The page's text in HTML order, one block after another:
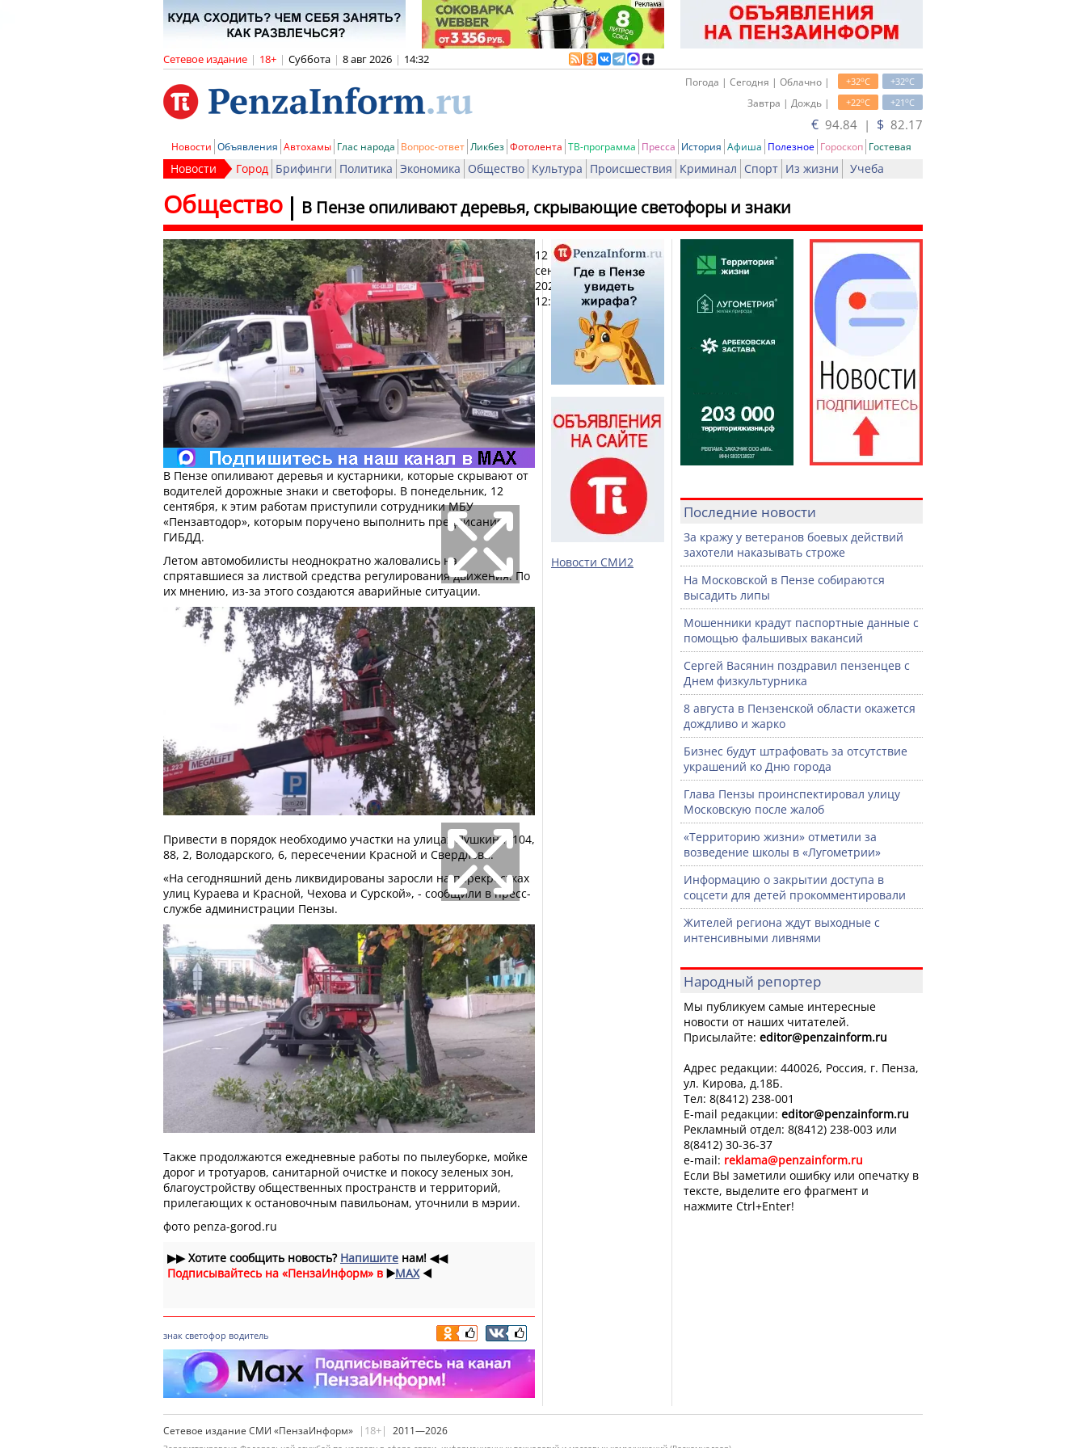
Сетевое издание | 18+ | Суббота | 8 авг 2026 | 14:32
+32oC
+32oC
Погода | Сегодня | Облачно |
+21oC
+22oC
Завтра | Дождь |
€ 94.84 | $ 82.17
Новости Объявления Автохамы Глас народа Вопрос-ответ Ликбез Фотолента ТВ-программа Пресса История Афиша Полезное Гороскоп Гостевая
Новости Город Брифинги Политика Экономика Общество Культура Происшествия Криминал Спорт Из жизни Учеба
В Пензе опиливают деревья, скрывающие светофоры и знаки
Общество
12
сентября
2022,
12:01
Печать
В Пензе опиливают деревья и кустарники, которые скрывают от
водителей дорожные знаки и светофоры. В понедельник, 12
сентября, к этим работам приступили сотрудники МБУ
«Пензавтодор», которым поручено выполнить предписания
ГИБДД.
Летом автомобилисты неоднократно жаловались на
спрятавшиеся за листвой средства регулирования движения. По
их мнению, из-за этого создаются аварийные ситуации.
Привести в порядок необходимо участки на улицах Пушкина, 104,
88, 2, Володарского, 6, пересечении Красной и Свердлова.
«На сегодняшний день ликвидированы заросли на перекрестках
улиц Кураева и Красной, Чехова и Сурской», - сообщили в пресс-
службе администрации Пензы.
Также продолжаются ежедневные работы по пылеуборке, мойке
дорог и тротуаров, санитарной очистке и покосу зеленых зон,
благоустройству общественных пространств и территорий,
прилегающих к остановочным павильонам, уточнили в мэрии.
фото penza-gorod.ru
▶▶Хотите сообщить новость? Напишите нам! ◀◀
Подписывайтесь на «ПензаИнформ» в ▶️MAX ◀️
знак светофор водитель
Новости СМИ2
Последние новости
За кражу у ветеранов боевых действий
захотели наказывать строже
На Московской в Пензе собираются
высадить липы
Мошенники крадут паспортные данные с
помощью фальшивых вакансий
Сергей Васянин поздравил пензенцев с
Днем физкультурника
8 августа в Пензенской области окажется
дождливо и жарко
Бизнес будут штрафовать за отсутствие
украшений ко Дню города
Глава Пензы проинспектировал улицу
Московскую после жалоб
«Территорию жизни» отметили за
возведение школы в «Лугометрии»
Информацию о закрытии доступа в
соцсети для детей прокомментировали
Жителей региона ждут выходные с
интенсивными ливнями
Народный репортер
Мы публикуем самые интересные
новости от наших читателей.
Присылайте: editor@penzainform.ru
Адрес редакции: 440026, Россия, г. Пенза,
ул. Кирова, д.18Б.
Тел: 8(8412) 238-001
E-mail редакции: editor@penzainform.ru
Рекламный отдел: 8(8412) 238-003 или
8(8412) 30-36-37
e-mail: reklama@penzainform.ru
Если ВЫ заметили ошибку или опечатку в
тексте, выделите его фрагмент и
нажмите Ctrl+Enter!
Сетевое издание СМИ «ПензаИнформ» |18+| 2011—2026